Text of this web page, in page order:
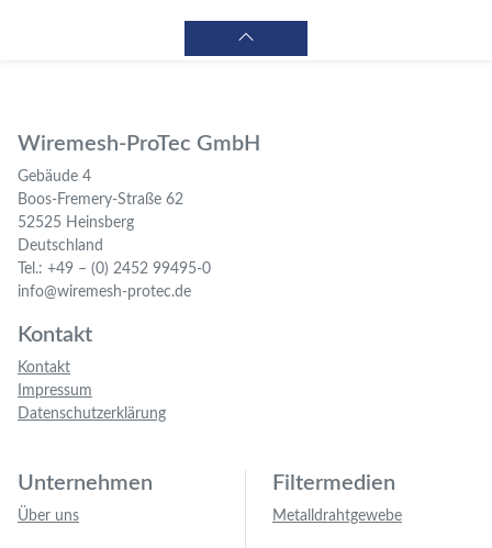
Wiremesh-ProTec GmbH
Gebäude 4
Boos-Fremery-Straße 62
52525 Heinsberg
Deutschland
Tel.: +49 – (0) 2452 99495-0
info@wiremesh-protec.de
Kontakt
Kontakt
Impressum
Datenschutzerklärung
Unternehmen
Über uns
Filtermedien
Metalldrahtgewebe